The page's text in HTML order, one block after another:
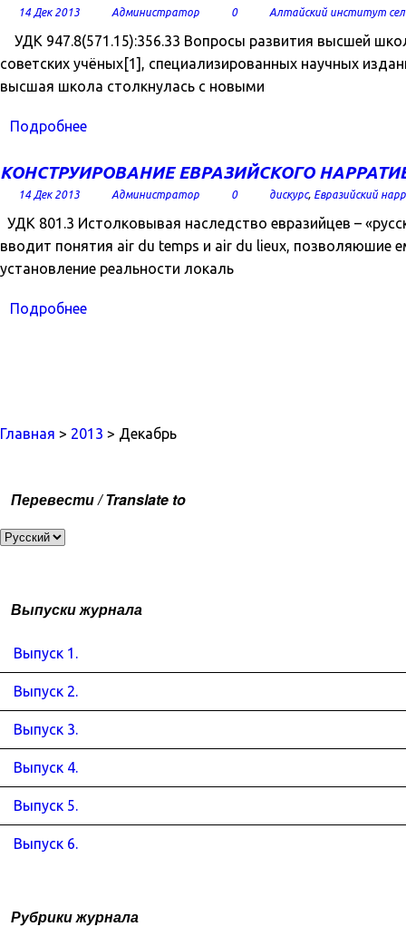
14 Дек 2013 Администратор 0 Алтайский институт
УДК 947.8(571.15):356.33 Вопросы развития высшей
советских учёных[1], специализированных научных
высшая школа столкнулась с новыми
Подробнее
КОНСТРУИРОВАНИЕ ЕВРАЗИЙСКОГО
14 Дек 2013 Администратор 0 дискурс, Евразийский
УДК 801.3 Истолковывая наследство евразийцев –
вводит понятия air du temps и air du lieux, позволяюшие
установление реальности локаль
Подробнее
Главная > 2013 > Декабрь
Перевести / Translate to
Выпуски журнала
Выпуск 1.
Выпуск 2.
Выпуск 3.
Выпуск 4.
Выпуск 5.
Выпуск 6.
Рубрики журнала